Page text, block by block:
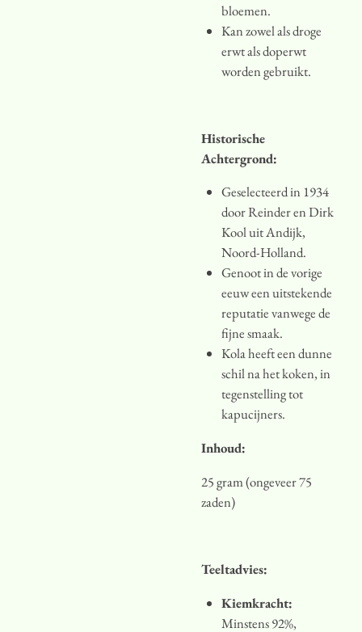
bloemen.
Kan zowel als droge
erwt als doperwt
worden gebruikt.
Historische
Achtergrond:
Geselecteerd in 1934
door Reinder en Dirk
Kool uit Andijk,
Noord-Holland.
Genoot in de vorige
eeuw een uitstekende
reputatie vanwege de
fijne smaak.
Kola heeft een dunne
schil na het koken, in
tegenstelling tot
kapucijners.
Inhoud:
25 gram (ongeveer 75
zaden)
Teeltadvies:
Kiemkracht:
Minstens 92%,